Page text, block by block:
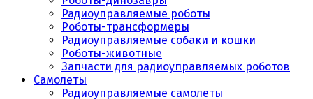
Радиоуправляемые роботы
Роботы-трансформеры
Радиоуправляемые собаки и кошки
Роботы-животные
Запчасти для радиоуправляемых роботов
Самолеты
Радиоуправляемые самолеты